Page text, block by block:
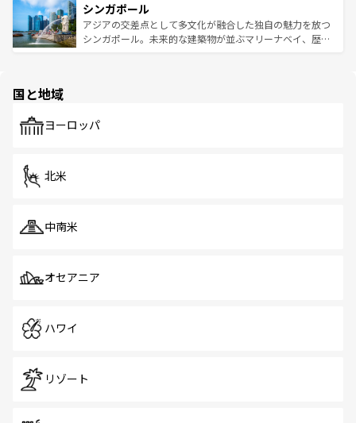
参照してほしい。
激する。気候は一年中温暖で、どの季節にも異なる楽しみ
が待っている。親しみやすいタイの人々、仏教を中心とし
た文化、そして多様な観光資源が、訪れる旅人を魅了し続
み、どこを訪れても感動するはず。観光スポットが密集し
ており、効率よく見どころを回れるのも魅力。息をのむよ
うな絶景から文化的な体験まで、香港を存分に楽しみ尽く
シンガポール
アジアの交差点として多文化が融合した独自の魅力を放つ
シンガポール。未来的な建築物が並ぶマリーナベイ、歴史
で、ホーカーズは地元の風情を楽しめる外せないスポット
国と地域
ヨーロッパ
北米
中南米
オセアニア
ハワイ
リゾート